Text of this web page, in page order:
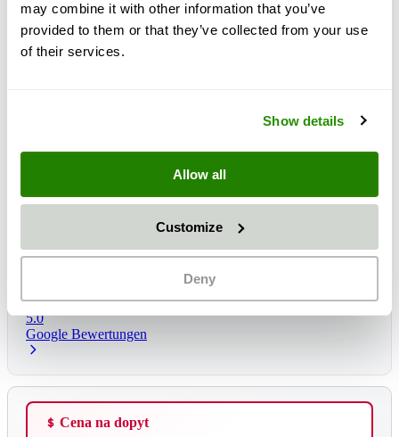
may combine it with other information that you’ve
provided to them or that they’ve collected from your use
of their services.
Show details
Allow all
Customize
Deny
Očakávané doručenie: št, 13 aug*
5.0
Google Bewertungen
Cena na dopyt